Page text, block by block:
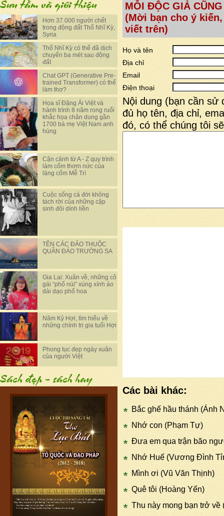
Hơn 37.000 người chết
trong động đất Thổ Nhĩ Kỳ,
Syria
Thổ Nhĩ Kỳ có thể đã dịch
chuyển ba mét sau động
đất
Chat GPT (Generative Pre-
trained Transformer) có thể
làm thơ?
Họa sĩ Đặng Ái Việt và
hành trình 8 năm rong ruổi
khắc họa chân dung gần
1700 bà mẹ Việt Nam anh
hùng
Cận cảnh từ A - Z quy trình
làm cốm thơm nức của
làng cốm Mễ Trì
Cuộc sống cả đời không
tách rời của những cặp
sinh đôi dính liền
TÊN CÁC ĐẢO THUỘC
QUẦN ĐẢO TRƯỜNG SA
Gia Lai: Xuân về, những cô
gái “phố núi” xúng xính áo
dài dạo phố hoa
Năm Kỷ Hợi, tìm hiểu về
những chính trị gia tuổi Hợi
Phong tục đẹp ngày xuân
của người Việt
MỖI ĐỘC GIẢ
(Mời bạn cho ý
viết trên)
Họ và tên
Địa chỉ
Email
Điện thoại
Nội dung (bạn cần sử
đủ họ tên, địa chỉ,
đó, có thể chúng tôi
Các bài khác:
Bắc ghế hầu thánh (Ánh
Nhớ con (Phạm Tự)
Đưa em qua trận bão
Nhớ Huế (Vương Đình
Mình ơi (Vũ Văn Thịnh)
Quê tôi (Hoàng Yến)
Thu này mong bạn trở về